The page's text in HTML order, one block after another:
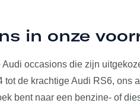
in onze
occasions die zijn
de krachtige Audi RS6, ons
bent naar een benzine- of